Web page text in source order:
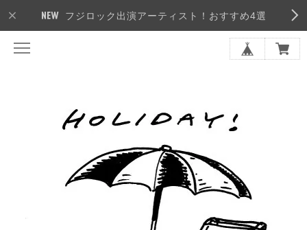
フジロック出演アーティスト！おすすめ4選